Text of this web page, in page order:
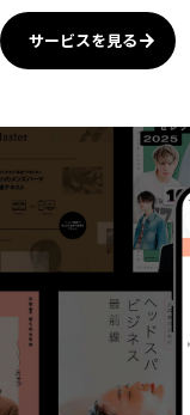
サービスを見る